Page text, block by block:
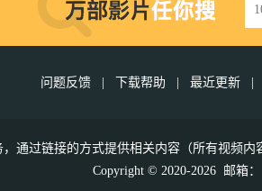
问题反馈 | 下载帮助 | 最近更新 |
通过链接的方式提供相关内容（所有视频
Copyright © 2020-2026 邮箱：